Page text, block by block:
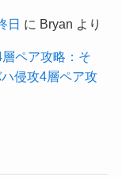
日 に Bryan より
ペア攻略：そ
侵攻4層ペア攻